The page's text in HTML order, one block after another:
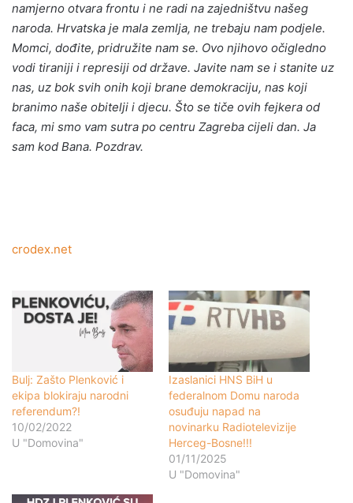
namjerno otvara frontu i ne radi na zajedništvu našeg
naroda. Hrvatska je mala zemlja, ne trebaju nam podjele.
Momci, dođite, pridružite nam se. Ovo njihovo očigledno
vodi tiraniji i represiji od države. Javite nam se i stanite uz
nas, uz bok svih onih koji brane demokraciju, nas koji
branimo naše obitelji i djecu. Što se tiče ovih fejkera od
faca, mi smo vam sutra po centru Zagreba cijeli dan. Ja
sam kod Bana. Pozdrav.
crodex.net
Bulj: Zašto Plenković i
ekipa blokiraju narodni
referendum?!
10/02/2022
U "Domovina"
Izaslanici HNS BiH u
federalnom Domu naroda
osuđuju napad na
novinarku Radiotelevizije
Herceg-Bosne!!!
01/11/2025
U "Domovina"